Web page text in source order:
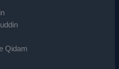
Qidam